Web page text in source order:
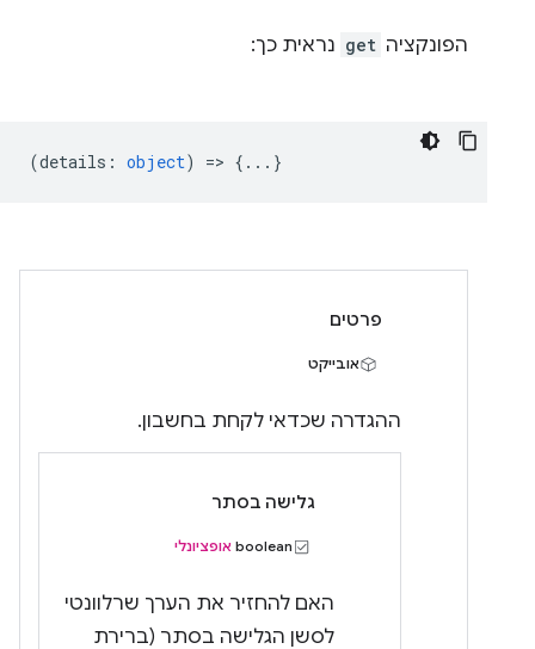
הפונקציה get נראית כך:
(details : object) => {...}
פרטים
אובייקט
ההגדרה שכדאי לקחת בחשבון.
גלישה בסתר
boolean אופציונלי
האם להחזיר את הערך שרלוונטי
לסשן הגלישה בסתר (ברירת